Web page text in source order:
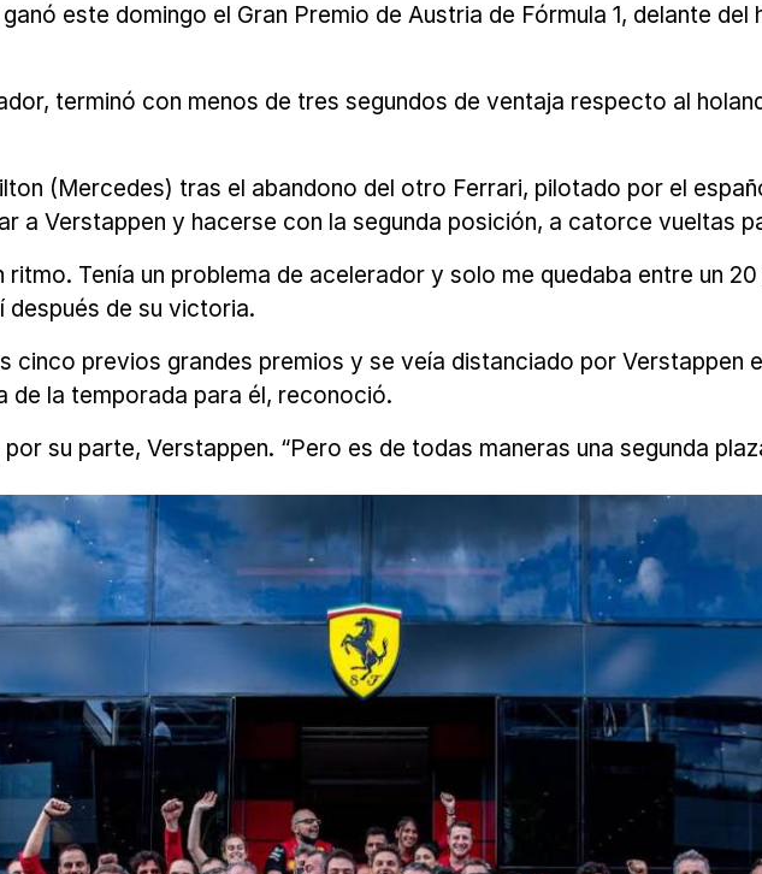
este domingo el Gran Premio de Austria de Fórmula 1, delante del
terminó con menos de tres segundos de ventaja respecto al
(Mercedes) tras el abandono del otro Ferrari, pilotado por el
a Verstappen y hacerse con la segunda posición, a catorce vueltas
ritmo. Tenía un problema de acelerador y solo me quedaba entre un
después de su victoria.
cinco previos grandes premios y se veía distanciado por Verstappen
de la temporada para él, reconoció.
su parte, Verstappen. “Pero es de todas maneras una segunda